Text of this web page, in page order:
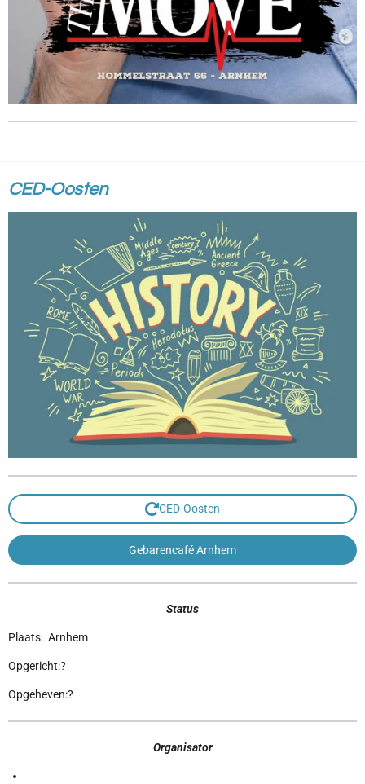
CED-Oosten
CED-Oosten
Gebarencafé Arnhem
Status
Plaats: Arnhem
Opgericht:?
Opgeheven:?
Organisator